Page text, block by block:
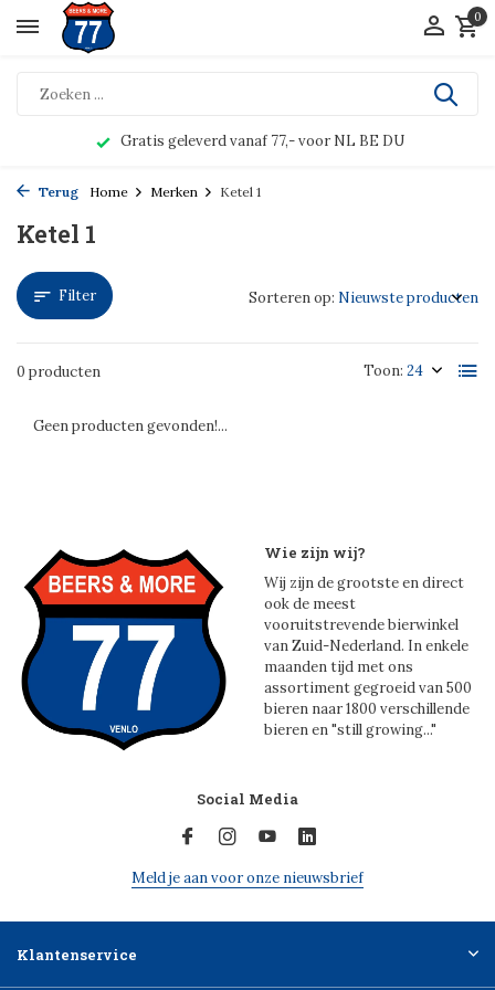
0
Gratis geleverd vanaf 77,- voor NL BE DU
Terug Home Merken Ketel 1
Ketel 1
Filter
0 producten Toon:
Sorteren op:
Geen producten gevonden!...
Wie zijn wij?
Wij zijn de grootste en direct
ook de meest
vooruitstrevende bierwinkel
van Zuid-Nederland. In enkele
maanden tijd met ons
assortiment gegroeid van 500
bieren naar 1800 verschillende
bieren en "still growing..."
Social Media
Meld je aan voor onze nieuwsbrief
Klantenservice